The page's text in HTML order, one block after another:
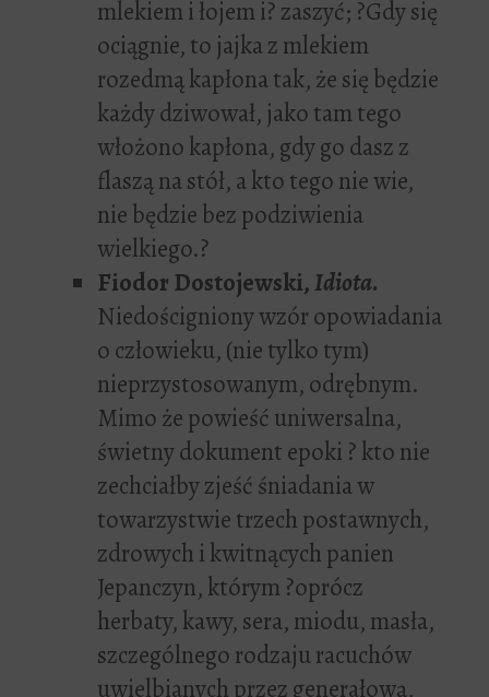
mlekiem i łojem i? zaszyć; ?Gdy się
ociągnie, to jajka z mlekiem
rozedmą kapłona tak, że się będzie
każdy dziwował, jako tam tego
włożono kapłona, gdy go dasz z
flaszą na stół, a kto tego nie wie,
nie będzie bez podziwienia
wielkiego.?
Fiodor Dostojewski,Idiota.
Niedościgniony wzór opowiadania
o człowieku, (nie tylko tym)
nieprzystosowanym, odrębnym.
Mimo że powieść uniwersalna,
świetny dokument epoki ? kto nie
zechciałby zjeść śniadania w
towarzystwie trzech postawnych,
zdrowych i kwitnących panien
Jepanczyn, którym ?oprócz
herbaty, kawy, sera, miodu, masła,
szczególnego rodzaju racuchów
uwielbianych przez generałową,